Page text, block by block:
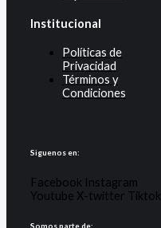
Institucional
Políticas de
Privacidad
Términos y
Condiciones
Siguenos en:
Facebook Instagram
Youtube X-twitter Tiktok
Somos parte de: